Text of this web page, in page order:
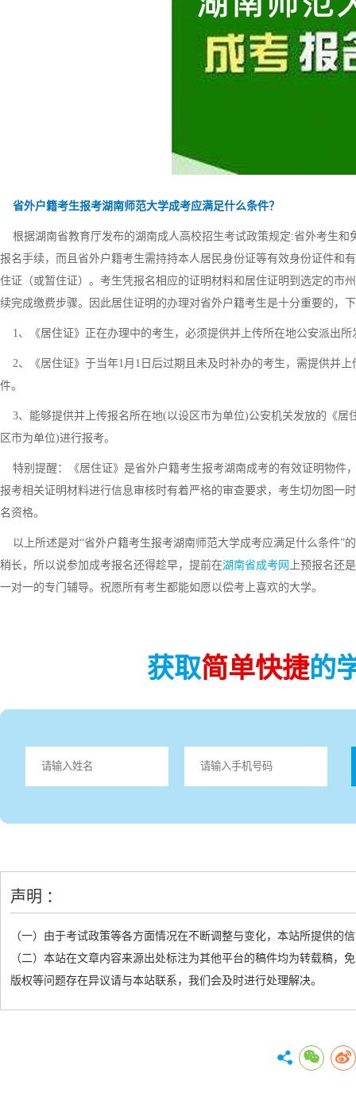
省外户籍考生报考湖南师范大学成考应满足什么条件？
根据湖南省教育厅发布的湖南成人高校招生考试政策规定:省外考生
报名手续，而且省外户籍考生需持持本人居民身份证等有效身份证件和
住证（或暂住证）。考生凭报名相应的证明材料和居住证明到选定的市
续完成缴费步骤。因此居住证明的办理对省外户籍考生是十分重要的，
1、《居住证》正在办理中的考生，必须提供并上传所在地公安派出
2、《居住证》于当年1月1日后过期且未及时补办的考生，需提供并
件。
3、能够提供并上传报名所在地(以设区市为单位)公安机关发放的《居
区市为单位)进行报考。
特别提醒：《居住证》是省外户籍考生报考湖南成考的有效证明物件
报考相关证明材料进行信息审核时有着严格的审查要求，考生切勿图一
名资格。
以上所述是对“省外户籍考生报考湖南师范大学成考应满足什么条件”
稍长，所以说参加成考报名还得趁早，提前在湖南省成考网
上预报名还
一对一的专门辅导。祝愿所有考生都能如愿以偿考上喜欢的大学。
获取简单快捷的
声明 ：
（一）由于考试政策等各方面情况在不断调整与变化，本站所提供的
（二）本站在文章内容来源出处标注为其他平台的稿件均为转载稿
版权等问题存在异议请与本站联系，我们会及时进行处理解决。